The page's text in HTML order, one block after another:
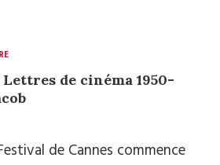
de cinéma 1950-
de Cannes commence